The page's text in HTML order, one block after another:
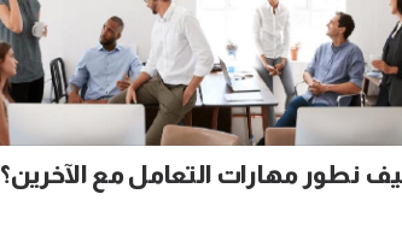
نطور مهارات التعامل مع الآخرين؟